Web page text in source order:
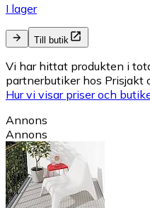
I lager
Till butik
Vi har hittat produkten i
partnerbutiker hos Prisjakt
Hur vi visar priser och
Annons
Annons